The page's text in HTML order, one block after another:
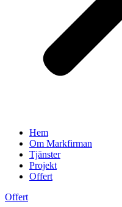
Hem
Om Markfirman
Tjänster
Projekt
Offert
Offert